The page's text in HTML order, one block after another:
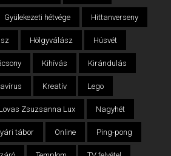
Gyülekezeti hétvége Hittanverseny
Hölgyválász Húsvét
Kihívás Kirándulás
Kreatív Lego
Lovas Zsuzsanna Lux Nagyhét
tábor Online Ping-pong